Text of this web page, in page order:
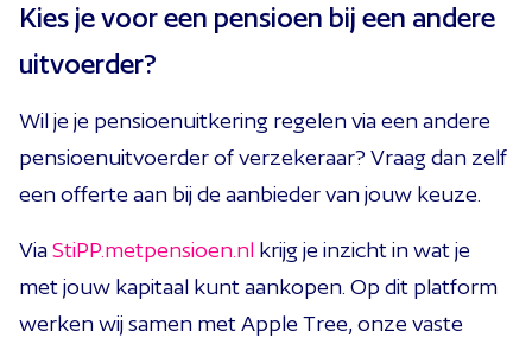
Kies je voor een pensioen bij een andere
uitvoerder?
Wil je je pensioenuitkering regelen via een andere
pensioenuitvoerder of verzekeraar? Vraag dan zelf
een offerte aan bij de aanbieder van jouw keuze.
ViaStiPP.metpensioen.nl krijg je inzicht in wat je
met jouw kapitaal kunt aankopen. Op dit platform
werken wij samen met Apple Tree, onze vaste